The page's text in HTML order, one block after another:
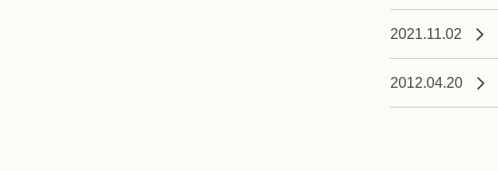
2021.11.02
2012.04.20